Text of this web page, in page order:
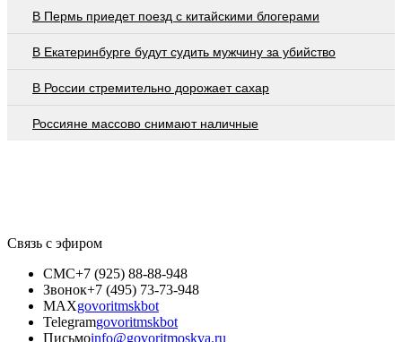
В Пермь приедет поезд с китайскими блогерами
В Екатеринбурге будут судить мужчину за убийство
В России стремительно дорожает сахар
Россияне массово снимают наличные
Связь с эфиром
СМС+7 (925) 88-88-948
Звонок+7 (495) 73-73-948
MAXgovoritmskbot
Telegramgovoritmskbot
Письмоinfo@govoritmoskva.ru